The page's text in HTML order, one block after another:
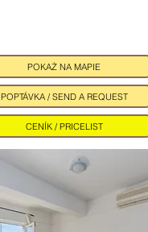
POKAŻ NA MAPIE
POPTÁVKA / SEND A REQUEST
CENÍK / PRICELIST